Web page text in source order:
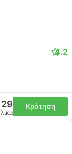
4.2
29 Κράτηση